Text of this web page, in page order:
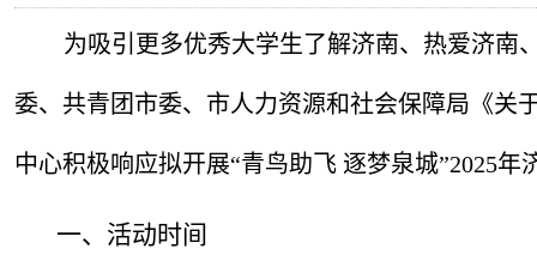
为吸引更多优秀大学生了解济南、热爱济南
委、共青团市委、市人力资源和社会保障局《关
中心积极响应拟开展“青鸟助飞 逐梦泉城”2025
一、活动时间